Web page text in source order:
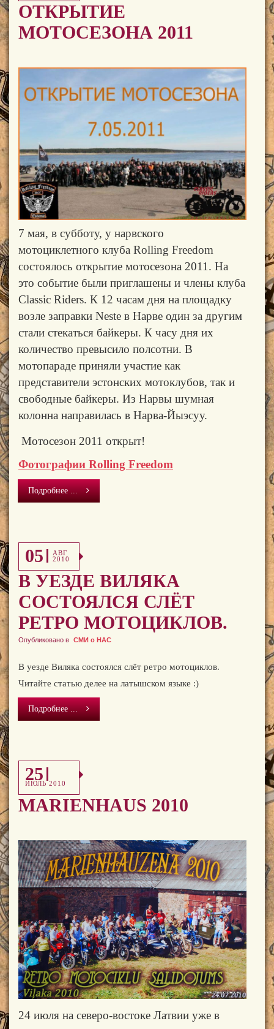
ОТКРЫТИЕ
МОТОСЕЗОНА 2011
7 мая, в субботу, у нарвского
мотоциклетного клуба Rolling Freedom
состоялось открытие мотосезона 2011. На
это событие были приглашены и члены клуба
Classic Riders. К 12 часам дня на площадку
возле заправки Neste в Нарве один за другим
стали стекаться байкеры. К часу дня их
количество превысило полсотни. В
мотопараде приняли участие как
представители эстонских мотоклубов, так и
свободные байкеры. Из Нарвы шумная
колонна направилась в Нарва-Йыэсуу.
Мотосезон 2011 открыт!
Фотографии Rolling Freedom
Подробнее ...
05
АВГ
2010
В УЕЗДЕ ВИЛЯКА
СОСТОЯЛСЯ СЛЁТ
РЕТРО МОТОЦИКЛОВ.
Опубликовано в СМИ о НАС
В уезде Виляка состоялся слёт ретро мотоциклов.
Читайте статью делее на латышском языке :)
Подробнее ...
25
ИЮЛЬ 2010
MARIENHAUS 2010
24 июля на северо-востоке Латвии уже в